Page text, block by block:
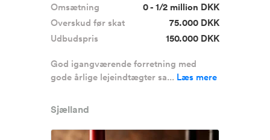
Omsætning
0 - 1/2 million DKK
Overskud før skat
75.000 DKK
Udbudspris
150.000 DKK
God igangværende forretning med
gode årlige lejeindtægter sa... Læs mere
Sjælland